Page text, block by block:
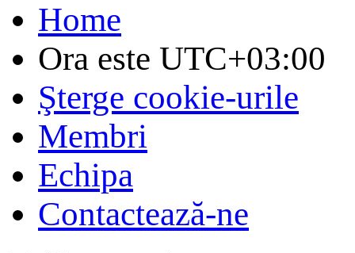
Home
Ora este UTC+03:00
Şterge cookie-urile
Membri
Echipa
Contactează-ne